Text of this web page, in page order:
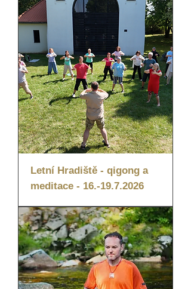
Letní Hradiště - qigong a
meditace - 16.-19.7.2026